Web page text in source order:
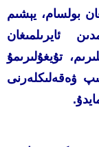
بولسام، يېشىم
ئايرىلمىغان
تۇيغۇلىرىمۇ
ۋەقەلىكلەرنى